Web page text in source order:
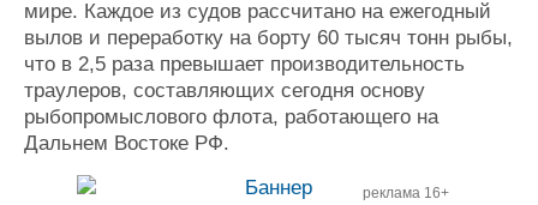
мире. Каждое из судов рассчитано на ежегодный
вылов и переработку на борту 60 тысяч тонн рыбы,
что в 2,5 раза превышает производительность
траулеров, составляющих сегодня основу
рыбопромыслового флота, работающего на
Дальнем Востоке РФ.
реклама 16+